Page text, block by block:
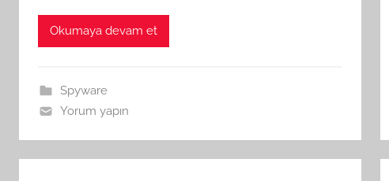
Okumaya devam et
Spyware
Yorum yapın